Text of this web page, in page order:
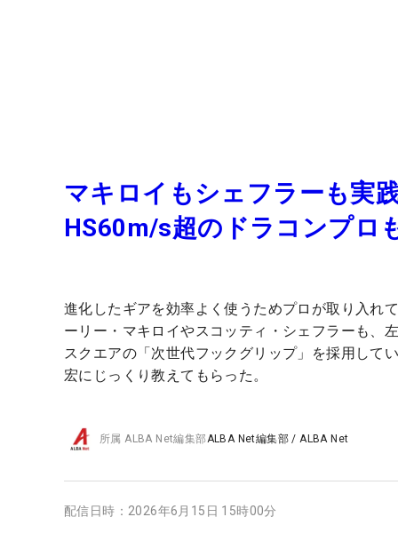
マキロイもシェフラーも実
HS60m/s超のドラコンプロ
進化したギアを効率よく使うためプロが取り入れ
ーリー・マキロイやスコッティ・シェフラーも、
スクエアの「次世代フックグリップ」を採用して
宏にじっくり教えてもらった。
所属ALBA Net編集部ALBA Net編集部 /ALBA Net
配信日時： 2026年6月15日 15時00分